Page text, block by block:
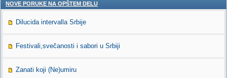
NOVE PORUKE NA OPŠTEM DELU
Dilucida intervalla Srbije
Festivali,svečanosti i sabori u Srbiji
Zanati koji (Ne)umiru